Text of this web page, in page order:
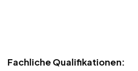
Fachliche Qualifikationen: